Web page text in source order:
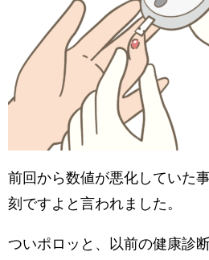
前回から数値が悪化していた
刻ですよと言われました。
ついポロッと、以前の健康診断